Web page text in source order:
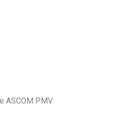
ASCOM PMV